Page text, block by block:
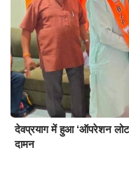
देवप्रयाग में हुआ ‘ऑपरेशन
दामन